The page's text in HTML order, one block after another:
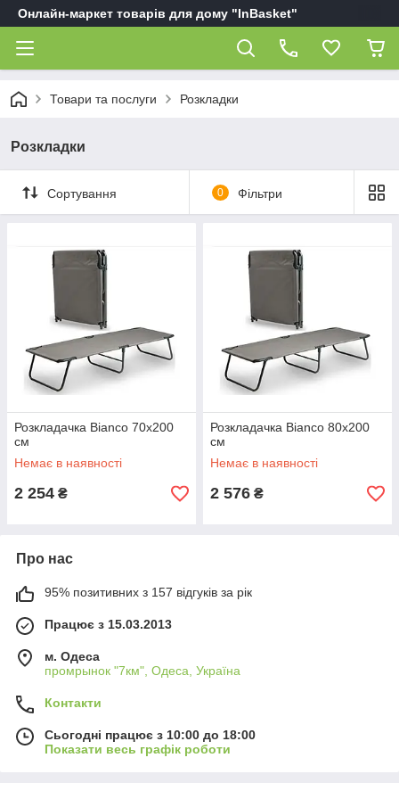
Онлайн-маркет товарів для дому "InBasket"
Товари та послуги Розкладки
Розкладки
Сортування 0 Фільтри
Розкладачка Bianco 70x200
см
Немає в наявності
2 254 ₴
Розкладачка Bianco 80x200
см
Немає в наявності
2 576 ₴
Про нас
95% позитивних з 157 відгуків за рік
Працює з 15.03.2013
м. Одеса
промрынок "7км", Одеса, Україна
Контакти
Сьогодні працює з 10:00 до 18:00
Показати весь графік роботи